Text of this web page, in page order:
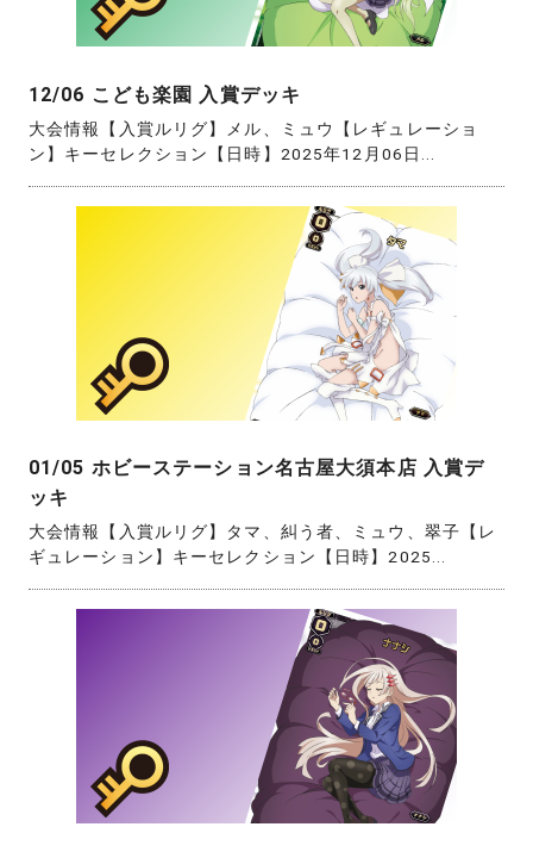
12/06 こども楽園 入賞デッキ
大会情報【入賞ルリグ】メル、ミュウ【レギュレーショ
ン】キーセレクション【日時】2025年12月06日...
01/05 ホビーステーション名古屋大須本店 入賞デ
ッキ
大会情報【入賞ルリグ】タマ、糾う者、ミュウ、翠子【レ
ギュレーション】キーセレクション【日時】2025...